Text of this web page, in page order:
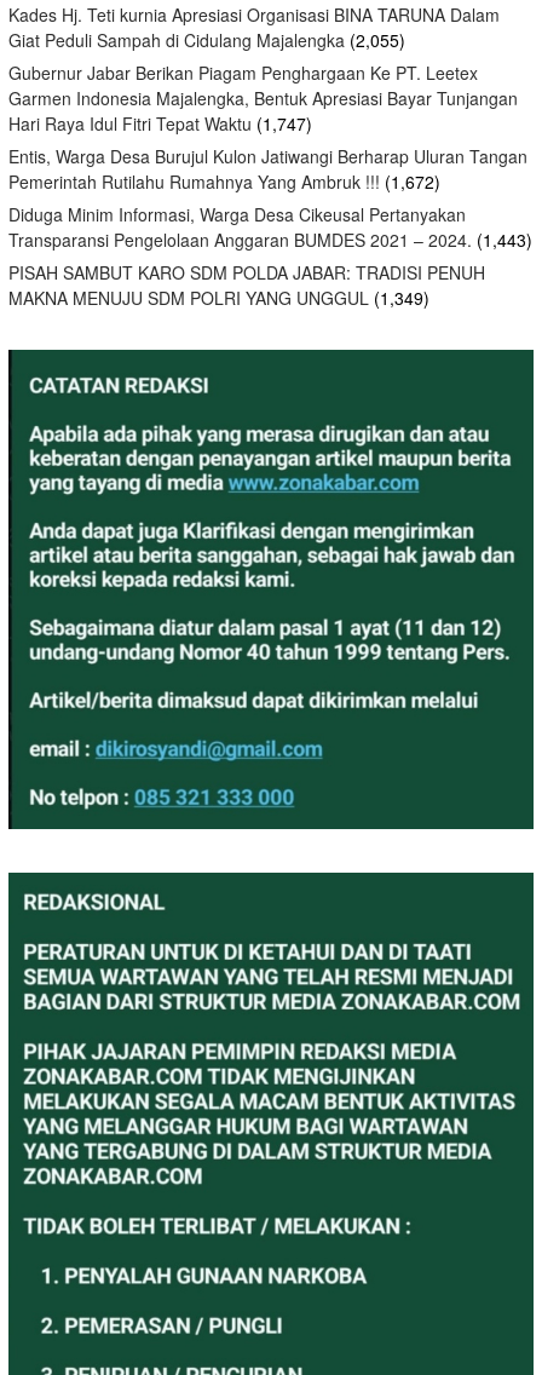
Kades Hj. Teti kurnia Apresiasi Organisasi BINA TARUNA Dalam
Giat Peduli Sampah di Cidulang Majalengka (2,055)
Gubernur Jabar Berikan Piagam Penghargaan Ke PT. Leetex
Garmen Indonesia Majalengka, Bentuk Apresiasi Bayar Tunjangan
Hari Raya Idul Fitri Tepat Waktu (1,747)
Entis, Warga Desa Burujul Kulon Jatiwangi Berharap Uluran Tangan
Pemerintah Rutilahu Rumahnya Yang Ambruk !!! (1,672)
Diduga Minim Informasi, Warga Desa Cikeusal Pertanyakan
Transparansi Pengelolaan Anggaran BUMDES 2021 – 2024. (1,443)
PISAH SAMBUT KARO SDM POLDA JABAR: TRADISI PENUH
MAKNA MENUJU SDM POLRI YANG UNGGUL (1,349)